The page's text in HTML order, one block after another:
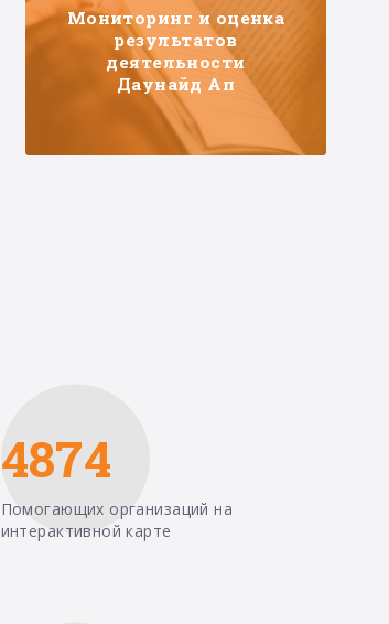
Мониторинг и оценка
результатов
деятельности
Даунайд Ап
4874
Помогающих организаций на
интерактивной карте